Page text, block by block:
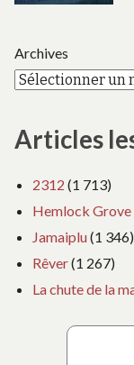
Archives
Articles
2312 (1 713)
Hemlock Grove
Jamaiplu(1 346)
Rêver(1 267)
La chute de la